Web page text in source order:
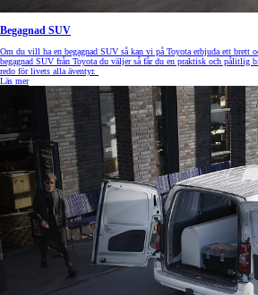
Begagnad SUV
Om du vill ha en begagnad SUV så kan vi på Toyota erbjuda ett brett
begagnad SUV från Toyota du väljer så får du en praktisk och pålitlig
redo för livets alla äventyr.
Läs mer